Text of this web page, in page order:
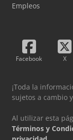
Empleos
Facebook X
¡Toda la
sujetos a cambio
Al utilizar esta
Términos y